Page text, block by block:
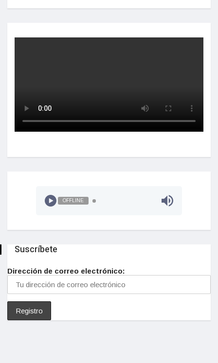
OFFLINE
Suscríbete
Dirección de correo electrónico: